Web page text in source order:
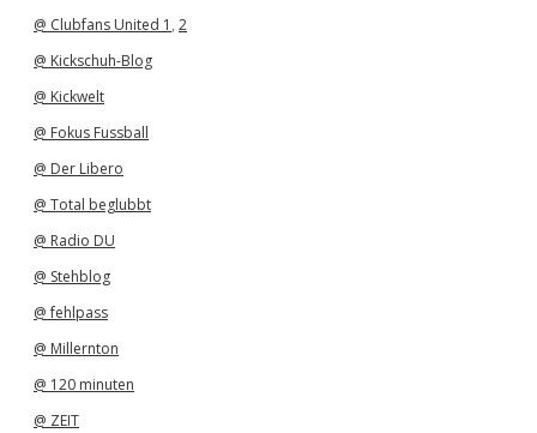
@ Clubfans United 1 , 2
@ Kickschuh-Blog
@ Kickwelt
@ Fokus Fussball
@ Der Libero
@ Total beglubbt
@ Radio DU
@ Stehblog
@ fehlpass
@ Millernton
@ 120 minuten
@ ZEIT